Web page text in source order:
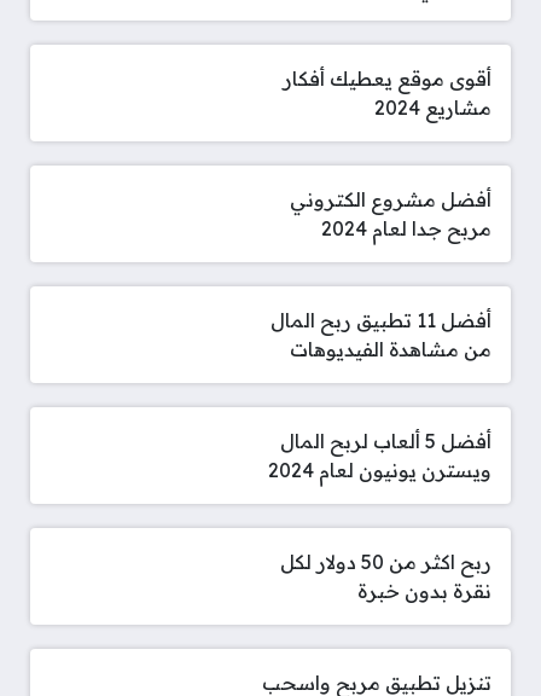
أقوى موقع يعطيك أفكار
مشاريع 2024
أفضل مشروع الكتروني
مربح جدا لعام 2024
أفضل 11 تطبيق ربح المال
من مشاهدة الفيديوهات
أفضل 5 ألعاب لربح المال
ويسترن يونيون لعام 2024
ربح اكثر من 50 دولار لكل
نقرة بدون خبرة
تنزيل تطبيق مربح واسحب